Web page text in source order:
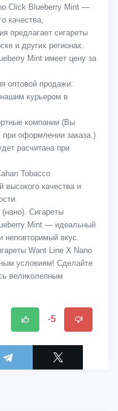
Click Blueberry Mint —
качества,
предлагает сигареты
и других регионах.
Mint имеет цену за
оптовой продажи:
курьером в
компании (Вы
оформлении заказа.)
расчитана при
Tobacco
высокого качества и
Сигареты
Mint — идеальный
неповторимый вкус.
Want Line X Nano
условиям! Сделайте
великолепным
-5